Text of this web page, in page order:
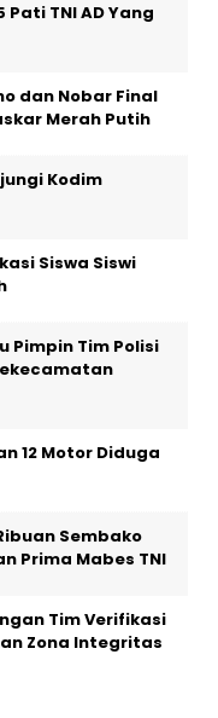
TNI AD Yang
dan Nobar Final
Merah Putih
Kodim
Siswa Siswi
Pimpin Tim Polisi
12 Motor Diduga
Sembako
Prima Mabes TNI
Tim Verifikasi
Zona Integritas